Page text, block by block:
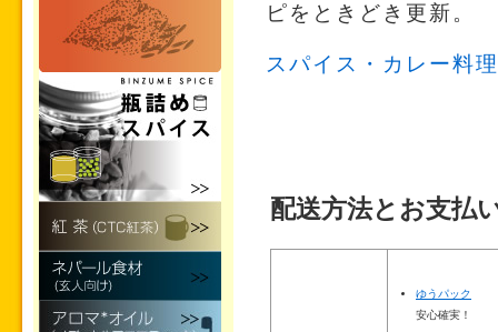
ピをときどき更新。
スパイス・カレー料
配送方法とお支払
ゆうパック
安心確実！